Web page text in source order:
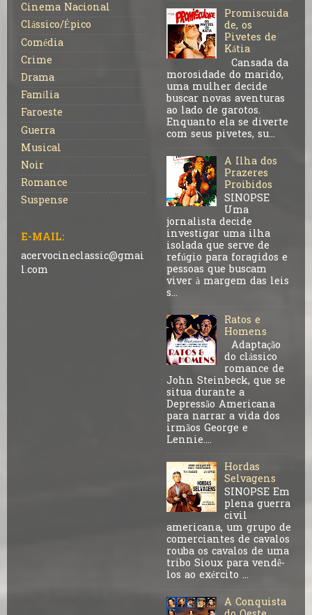
Cinema Nacional
Clássico/Épico
Comédia
Crime
Drama
Família
Faroeste
Guerra
Musical
Noir
Romance
Suspense
E-MAIL:
acervocineclassic@gmai
l.com
Promiscuida
de, os
Pivetes de
Kátia
Cansada da
morosidade do marido,
uma mulher decide
buscar novas aventuras
ao lado de garotos.
Enquanto ela se diverte
com seus pivetes, su...
A Ilha dos
Prazeres
Proibidos
SINOPSE
Uma
jornalista decide
investigar uma ilha
isolada que serve de
refúgio para foragidos e
pessoas que buscam
viver à margem das leis
s...
Ratos e
Homens
Adaptação
do clássico
romance de
John Steinbeck, que se
situa durante a
Depressão Americana
para narrar a vida dos
irmãos George e
Lennie....
Hordas
Selvagens
SINOPSE Em
plena guerra
civil
americana, um grupo de
comerciantes de cavalos
rouba os cavalos de uma
tribo Sioux para vendê-
los ao exército ...
A Conquista